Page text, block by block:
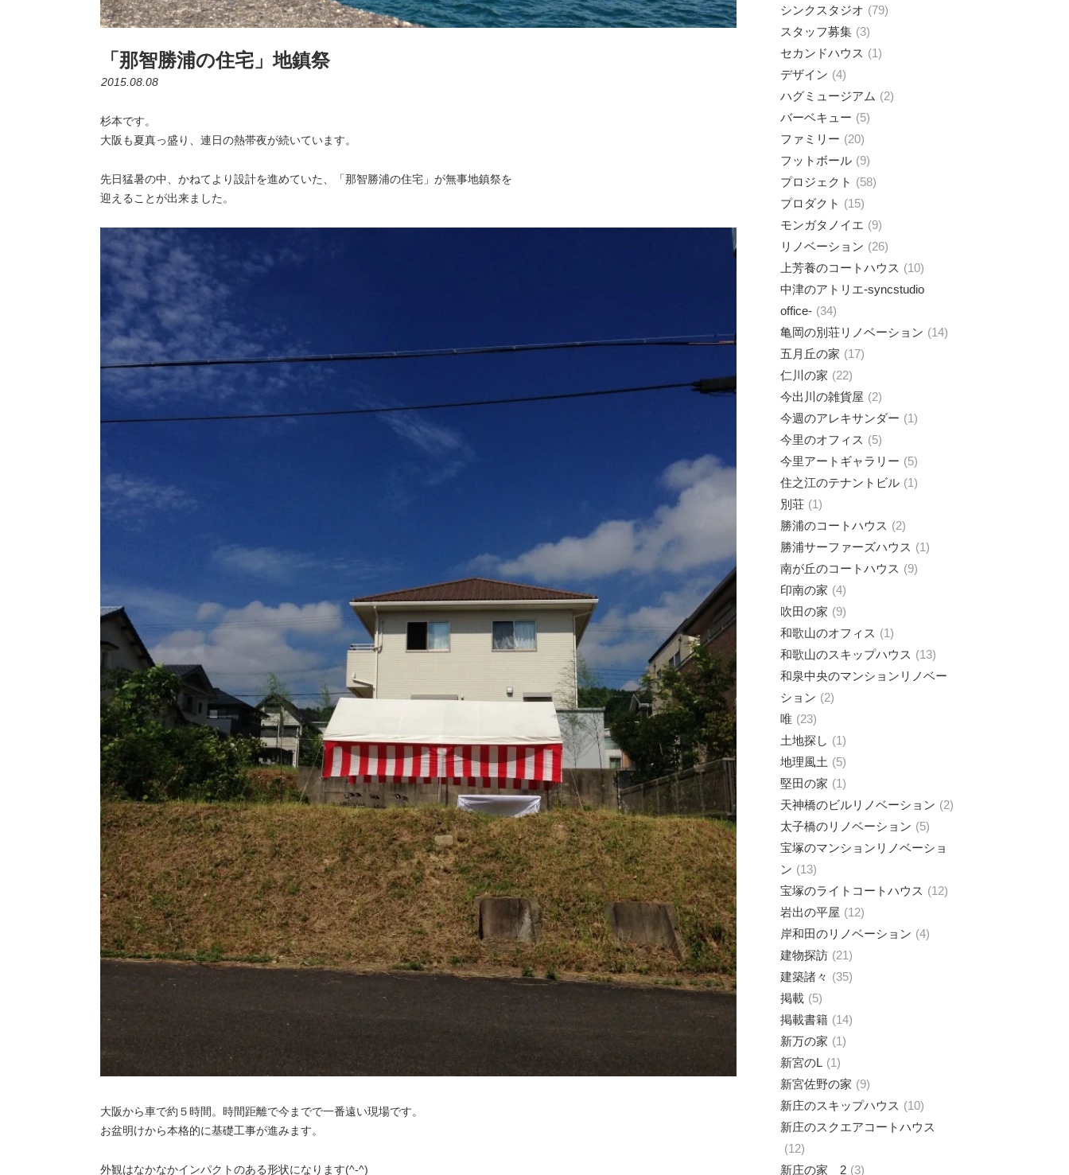
「那智勝浦の住宅」地鎮祭
2015.08.08
杉本です。
大阪も夏真っ盛り、連日の熱帯夜が続いています。
先日猛暑の中、かねてより設計を進めていた、「那智勝浦の住宅」が無事地鎮祭を
迎えることが出来ました。
大阪から車で約５時間。時間距離で今までで一番遠い現場です。
お盆明けから本格的に基礎工事が進みます。
外観はなかなかインパクトのある形状になります(^-^)
シンクスタジオ
79
スタッフ募集 3
セカンドハウス
1
デザイン
4
ハグミュージアム
2
バーベキュー
5
ファミリー
20
フットボール
9
プロジェクト
58
プロダクト
15
モンガタノイエ
9
リノベーション
26
上芳養のコートハウス
10
中津のアトリエ-syncstudio
office- 34
亀岡の別荘リノベーション
14
五月丘の家
17
仁川の家
22
今出川の雑貨屋
2
今週のアレキサンダー
1
今里のオフィス
5
今里アートギャラリー
5
住之江のテナントビル
1
別荘
1
勝浦のコートハウス
2
勝浦サーファーズハウス
1
南が丘のコートハウス
9
印南の家
4
吹田の家
9
和歌山のオフィス
1
和歌山のスキップハウス
13
和泉中央のマンションリノベー
ション
2
唯
23
土地探し
1
地理風土
5
堅田の家
1
天神橋のビルリノベーション
2
太子橋のリノベーション
5
宝塚のマンションリノベーショ
ン
13
宝塚のライトコートハウス
12
岩出の平屋
12
岸和田のリノベーション
4
建物探訪
21
建築諸々
35
掲載
5
掲載書籍
14
新万の家
1
新宮のL
1
新宮佐野の家
9
新庄のスキップハウス
10
新庄のスクエアコートハウス
12
新庄の家 2 3